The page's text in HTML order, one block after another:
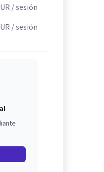
/ sesión
/ sesión